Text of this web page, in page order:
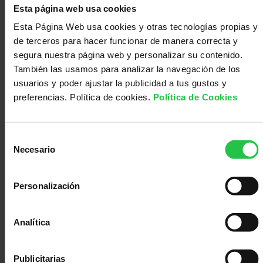
Esta página web usa cookies
Esta Página Web usa cookies y otras tecnologías propias y
de terceros para hacer funcionar de manera correcta y
segura nuestra página web y personalizar su contenido.
También las usamos para analizar la navegación de los
usuarios y poder ajustar la publicidad a tus gustos y
preferencias. Política de cookies. Política de Cookies
Necesario
Personalización
Analítica
Publicitarias
Médico
Acompañamiento
sobre el papel del microambiente tumoral, sino
que también abren nuevas vías para desarrollar en
el futuro estrategias más eficaces que permitan
frenar la progresión de la enfermedad.
Te puede interesar:
Artículo de investigación
Noticia del CIC bioGUNE
Biotecnología de Cantabria (IBBTEC-CSIC-
07/07/2026